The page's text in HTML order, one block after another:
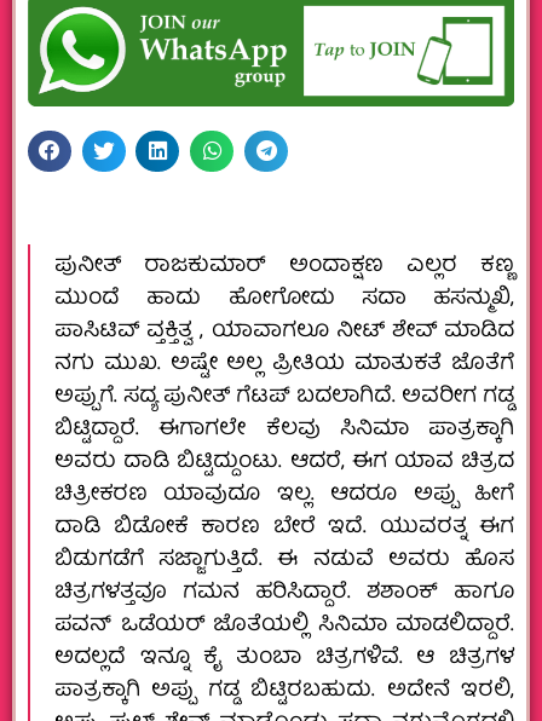
ಪುನೀತ್ ರಾಜಕುಮಾರ್ ಅಂದಾಕ್ಷಣ ಎಲ್ಲರ ಕಣ್ಣ
ಮುಂದೆ ಹಾದು ಹೋಗೋದು‌ ಸದಾ‌ ಹಸನ್ಮುಖಿ,
ಪಾಸಿಟಿವ್ ವ್ತಕ್ತಿತ್ವ , ಯಾವಾಗಲೂ ನೀಟ್ ಶೇವ್ ಮಾಡಿದ
ನಗು ಮುಖ. ಅಷ್ಟೇ ಅಲ್ಲ ಪ್ರೀತಿಯ ಮಾತುಕತೆ ಜೊತೆಗೆ
ಅಪ್ಪುಗೆ. ಸದ್ಯ ಪುನೀತ್ ಗೆಟಪ್ ಬದಲಾಗಿದೆ. ಅವರೀಗ ಗಡ್ಡ
ಬಿಟ್ಟಿದ್ದಾರೆ. ಈಗಾಗಲೇ ಕೆಲವು ಸಿನಿಮಾ ಪಾತ್ರಕ್ಕಾಗಿ
ಅವರು ದಾಡಿ ಬಿಟ್ಟಿದ್ದುಂಟು. ಆದರೆ, ಈಗ ಯಾವ ಚಿತ್ರದ
ಚಿತ್ರೀಕರಣ ಯಾವುದೂ ಇಲ್ಲ. ಆದರೂ ಅಪ್ಪು ಹೀಗೆ
ದಾಡಿ ಬಿಡೋಕೆ ಕಾರಣ ಬೇರೆ ಇದೆ. ಯುವರತ್ನ ಈಗ
ಬಿಡುಗಡೆಗೆ ಸಜ್ಜಾಗುತ್ತಿದೆ. ಈ ನಡುವೆ ಅವರು ಹೊಸ
ಚಿತ್ರಗಳತ್ತವೂ ಗಮನ ಹರಿಸಿದ್ದಾರೆ. ಶಶಾಂಕ್ ಹಾಗೂ
ಪವನ್ ಒಡೆಯರ್ ಜೊತೆಯಲ್ಲಿ ಸಿನಿಮಾ ಮಾಡಲಿದ್ದಾರೆ.
ಅದಲ್ಲದೆ ಇನ್ನೂ ಕೈ ತುಂಬಾ ಚಿತ್ರಗಳಿವೆ. ಆ ಚಿತ್ರಗಳ
ಪಾತ್ರಕ್ಕಾಗಿ ಅಪ್ಪು ಗಡ್ಡ ಬಿಟ್ಟಿರಬಹುದು. ಅದೇನೆ ಇರಲಿ,